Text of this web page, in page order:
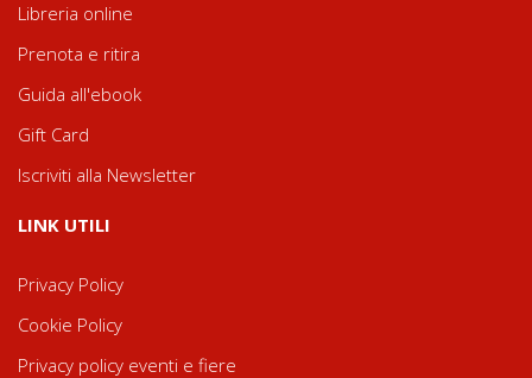
Libreria online
Prenota e ritira
Guida all'ebook
Gift Card
Iscriviti alla Newsletter
LINK UTILI
Privacy Policy
Cookie Policy
Privacy policy eventi e fiere